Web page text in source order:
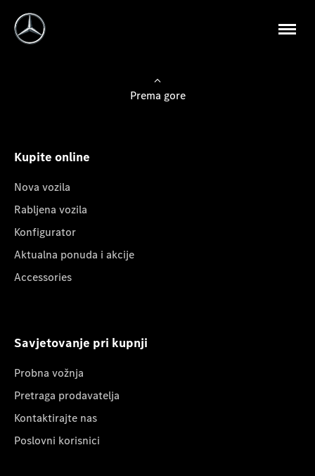
Prema gore
Kupite online
Nova vozila
Rabljena vozila
Konfigurator
Aktualna ponuda i akcije
Accessories
Savjetovanje pri kupnji
Probna vožnja
Pretraga prodavatelja
Kontaktirajte nas
Poslovni korisnici